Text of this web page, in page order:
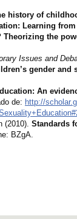
history of
Learning
Theorizing the
Issues and
gender and
An
de: http://
(2010). Standards
BZgA.